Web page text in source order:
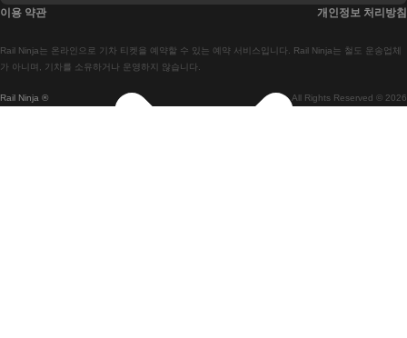
마드리드-리스본 열차
마드리드에서 바르셀로나로 가는 고속 열차
Rail Ninja ® All Rights Reserved © 2026
Rail Ninja는 온라인으로 기차 티켓을 예약할 수 있는 예약 서비스입니다. Rail Ninja는 철도 운송업체
가 아니며, 기차를 소유하거나 운영하지 않습니다.
이용 약관 개인정보 처리방침